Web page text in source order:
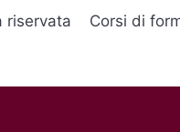
riservata Corsi di